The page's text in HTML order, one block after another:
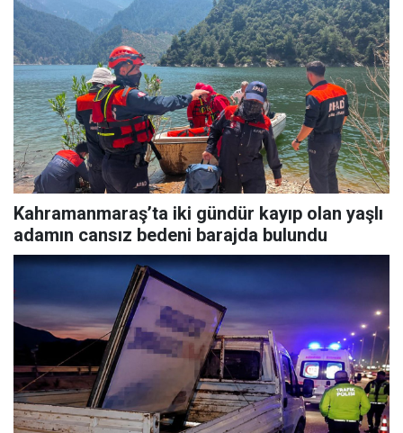
Kahramanmaraş’ta iki gündür kayıp olan yaşlı
adamın cansız bedeni barajda bulundu